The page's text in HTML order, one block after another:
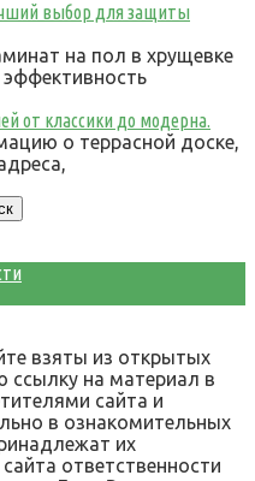
выбор для защиты
на пол в хрущевке
от классики до модерна.
о террасной доске,
взяты из открытых
ссылку на материал в
сайта и
в ознакомительных
их
ответственности